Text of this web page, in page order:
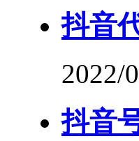
抖音
2022/
抖音